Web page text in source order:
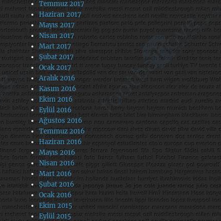
Temmuz 2017
Haziran 2017
Mayıs 2017
Nisan 2017
Mart 2017
Şubat 2017
Ocak 2017
Aralık 2016
Kasım 2016
Ekim 2016
Eylül 2016
Ağustos 2016
Temmuz 2016
Haziran 2016
Mayıs 2016
Nisan 2016
Mart 2016
Şubat 2016
Ocak 2016
Ekim 2015
Eylül 2015